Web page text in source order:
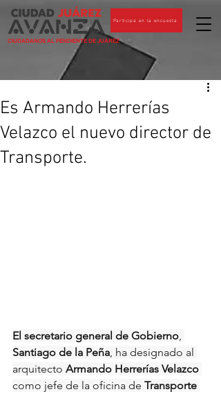
CIUDADANOS AL PENDIENTE DE JUÁREZ
Participa en la encuesta
Es Armando Herrerías
Velazco el nuevo director de
Transporte.
El secretario general de Gobierno
Santiago de la Peña , ha designado al
arquitecto Armando Herrerías Velazco
como jefe de la oficina de Transporte